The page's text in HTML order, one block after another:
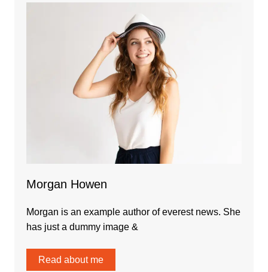
Morgan Howen
Morgan is an example author of everest news. She
has just a dummy image &
Read about me